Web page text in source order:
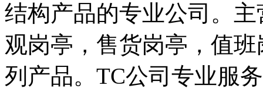
结构产品的专业公司。
观岗亭，售货岗亭，值
列产品。TC公司专业服